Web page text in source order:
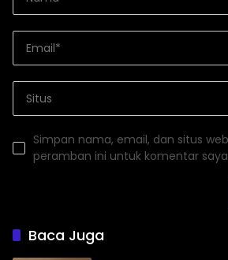
Simpan nama, email, dan situs
peramban ini untuk komentar
Baca Juga